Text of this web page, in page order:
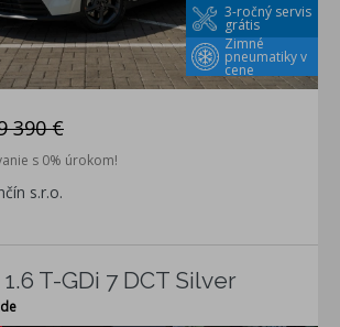
Zimné
pneumatiky v
cene
3-ročný servis
grátis
390 €
s 0% úrokom!
s.r.o.
T-GDi 7 DCT Silver